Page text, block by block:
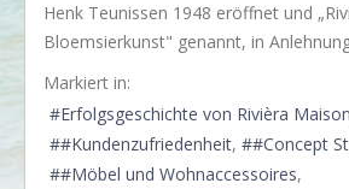
Kramkiste
KONTAKT
Kontaktformular
Henk Teunissen 1948 eröffnet und
Bloemsierkunst" genannt, in
Markiert in:
Erfolgsgeschichte von Rivièra Maison
#Kundenzufriedenheit
#Concept
#Möbel und Wohnaccessoires